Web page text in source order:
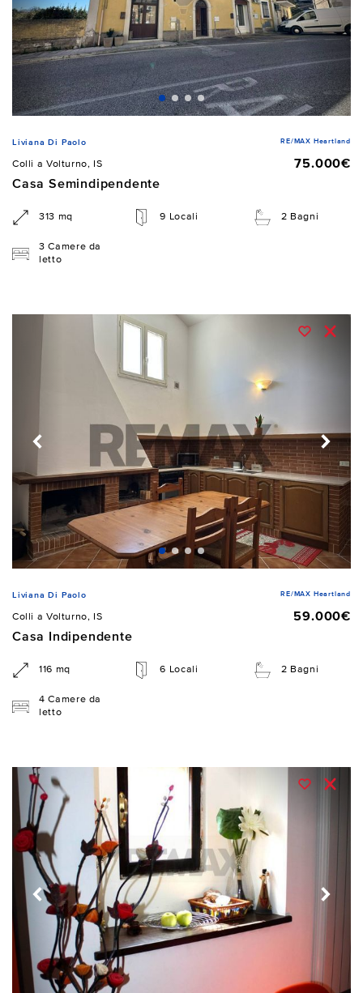
Liviana Di Paolo RE/MAX Heartland
Colli a Volturno, IS
75.000€
Casa Semindipendente
313 mq 9 Locali 2 Bagni
3 Camere da
letto
Liviana Di Paolo RE/MAX Heartland
Colli a Volturno, IS
59.000€
Casa Indipendente
116 mq 6 Locali 2 Bagni
4 Camere da
letto